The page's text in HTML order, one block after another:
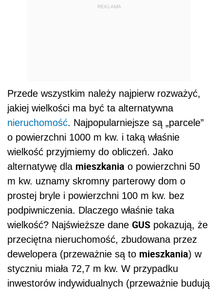
REKLAMA
Przede wszystkim należy najpierw rozważyć,
jakiej wielkości ma być ta alternatywna
nieruchomość. Najpopularniejsze są „parcele”
o powierzchni 1000 m kw. i taką właśnie
wielkość przyjmiemy do obliczeń. Jako
alternatywę dla mieszkania o powierzchni 50
m kw. uznamy skromny parterowy dom o
prostej bryle i powierzchni 100 m kw. bez
podpiwniczenia. Dlaczego właśnie taka
wielkość? Najświeższe dane GUS pokazują, że
przeciętna nieruchomość, zbudowana przez
dewelopera (przeważnie są to mieszkania) w
styczniu miała 72,7 m kw. W przypadku
inwestorów indywidualnych (przeważnie budują